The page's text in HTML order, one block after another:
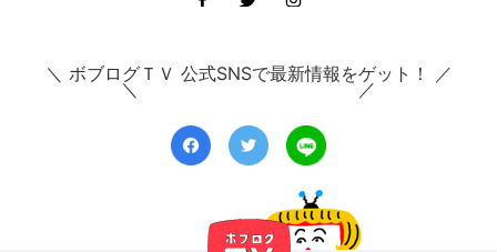
＼ ボブログＴＶ 公式SNSで最新情報をゲット！ ／